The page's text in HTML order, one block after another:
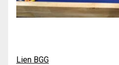
Lien BGG